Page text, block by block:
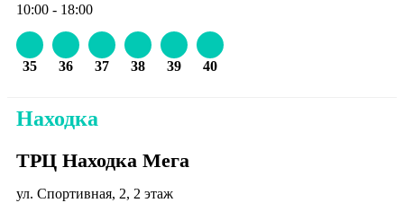
10:00 - 18:00
35 36 37 38 39 40
Находка
ТРЦ Находка Мега
ул. Спортивная, 2, 2 этаж